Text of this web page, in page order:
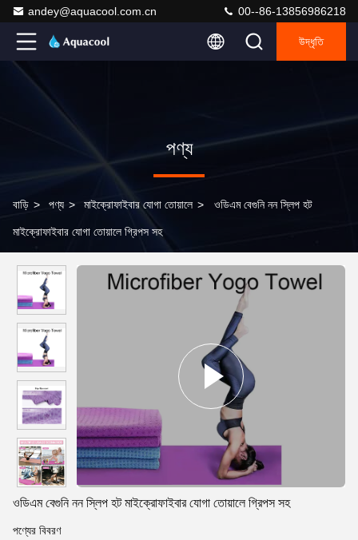
andey@aquacool.com.cn 00--86-13856986218
উদ্ধৃতি
পণ্য
বাড়ি > পণ্য > মাইক্রোফাইবার যোগা তোয়ালে > ওডিএম বেগুনি নন স্লিপ হট
মাইক্রোফাইবার যোগা তোয়ালে গ্রিপস সহ
ওডিএম বেগুনি নন স্লিপ হট মাইক্রোফাইবার যোগা তোয়ালে গ্রিপস সহ
পণ্যের বিবরণ